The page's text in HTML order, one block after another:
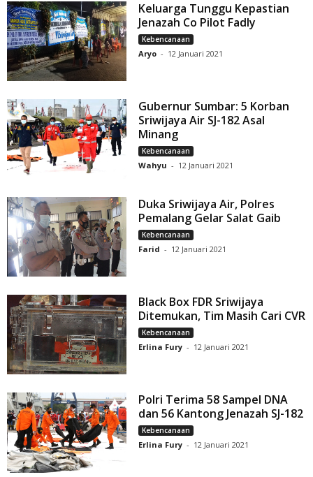
Keluarga Tunggu Kepastian
Jenazah Co Pilot Fadly
Kebencanaan
Aryo - 12 Januari 2021
Gubernur Sumbar: 5 Korban
Sriwijaya Air SJ-182 Asal
Minang
Kebencanaan
Wahyu - 12 Januari 2021
Duka Sriwijaya Air, Polres
Pemalang Gelar Salat Gaib
Kebencanaan
Farid - 12 Januari 2021
Black Box FDR Sriwijaya
Ditemukan, Tim Masih Cari CVR
Kebencanaan
Erlina Fury - 12 Januari 2021
Polri Terima 58 Sampel DNA
dan 56 Kantong Jenazah SJ-182
Kebencanaan
Erlina Fury - 12 Januari 2021